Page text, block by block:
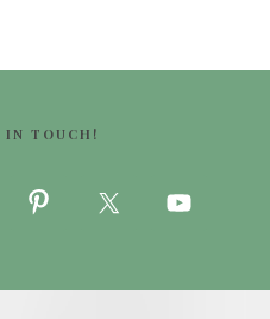
IN TOUCH!